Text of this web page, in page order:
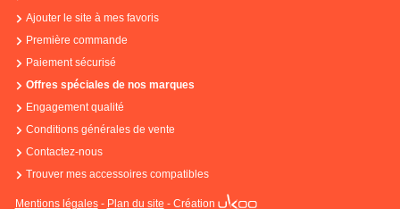
Ajouter le site à mes favoris
Première commande
Paiement sécurisé
Offres spéciales de nos marques
Engagement qualité
Conditions générales de vente
Contactez-nous
Trouver mes accessoires compatibles
Mentions légales- Plan du site - Création